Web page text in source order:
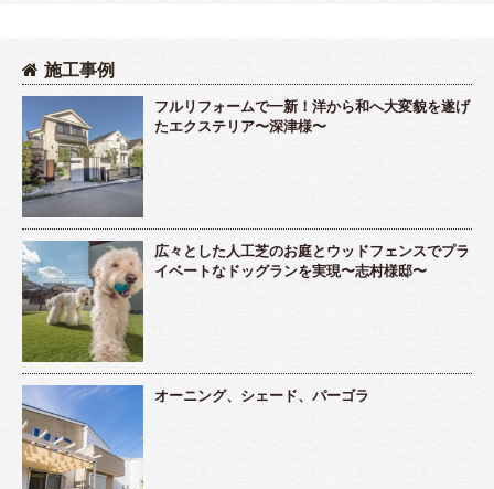
施工事例
フルリフォームで一新！洋から和へ大変貌を遂げ
たエクステリア〜深津様〜
広々とした人工芝のお庭とウッドフェンスでプラ
イベートなドッグランを実現〜志村様邸〜
オーニング、シェード、パーゴラ